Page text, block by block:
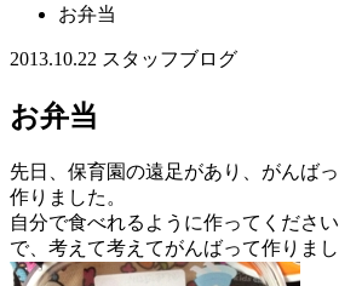
お弁当
2013.10.22 スタッフブログ
お弁当
先日、保育園の遠足があり、がんば
作りました。
自分で食べれるように作ってくださ
で、考えて考えてがんばって作りまし